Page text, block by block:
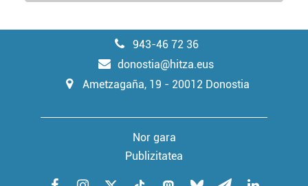
943-46 72 36
donostia@hitza.eus
Ametzagaña, 19 - 20012 Donostia
Nor gara
Publizitatea